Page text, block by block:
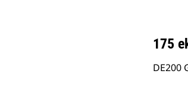
175
DE200